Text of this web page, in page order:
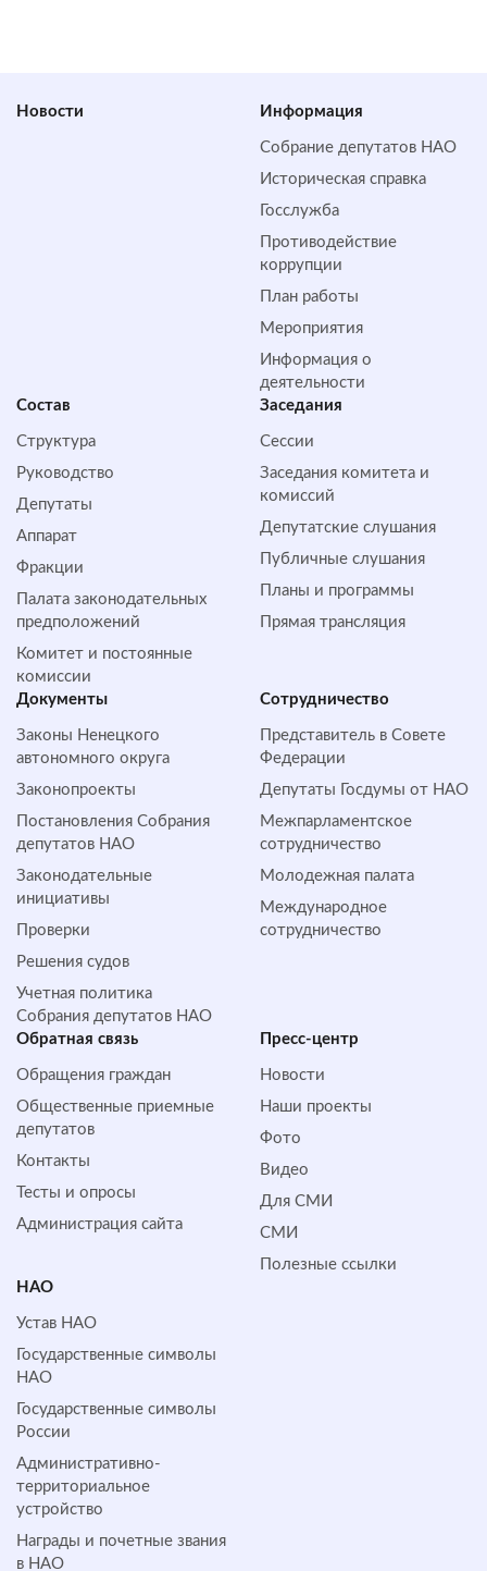
Новости Информация
Собрание депутатов НАО
Историческая справка
Госслужба
Противодействие
коррупции
План работы
Мероприятия
Информация о
деятельности
Состав
Структура
Руководство
Депутаты
Аппарат
Фракции
Палата законодательных
предположений
Комитет и постоянные
комиссии
Заседания
Сессии
Заседания комитета и
комиссий
Депутатские слушания
Публичные слушания
Планы и программы
Прямая трансляция
Документы
Законы Ненецкого
автономного округа
Законопроекты
Постановления Собрания
депутатов НАО
Законодательные
инициативы
Проверки
Решения судов
Учетная политика
Собрания депутатов НАО
Сотрудничество
Представитель в Совете
Федерации
Депутаты Госдумы от НАО
Межпарламентское
сотрудничество
Молодежная палата
Международное
сотрудничество
Обратная cвязь
Обращения граждан
Общественные приемные
депутатов
Контакты
Тесты и опросы
Администрация сайта
Пресс-центр
Новости
Наши проекты
Фото
Видео
Для СМИ
СМИ
Полезные ссылки
НАО
Устав НАО
Государственные символы
НАО
Государственные символы
России
Административно-
территориальное
устройство
Награды и почетные звания
в НАО